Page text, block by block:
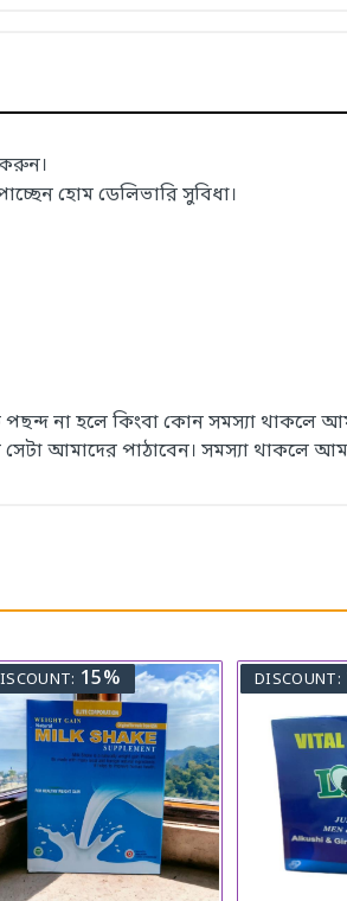
করুন।
হোম ডেলিভারি সুবিধা।
পছন্দ না হলে কিংবা কোন সমস্যা
আমাদের পাঠাবেন। সমস্যা থাকলে
15% DISCOUNT: